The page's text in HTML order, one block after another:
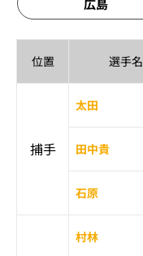
位置 選手名
捕手
太田
田中貴
石原
村林